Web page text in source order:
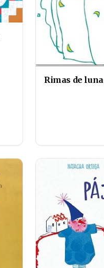
Rimas de luna